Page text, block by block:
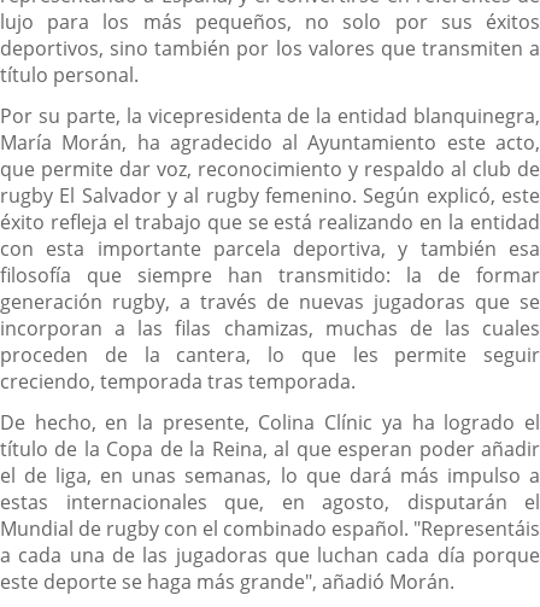
lujo para los más pequeños, no solo por sus éxitos
deportivos, sino también por los valores que transmiten a
título personal.
Por su parte, la vicepresidenta de la entidad blanquinegra,
María Morán, ha agradecido al Ayuntamiento este acto,
que permite dar voz, reconocimiento y respaldo al club de
rugby El Salvador y al rugby femenino. Según explicó, este
éxito refleja el trabajo que se está realizando en la entidad
con esta importante parcela deportiva, y también esa
filosofía que siempre han transmitido: la de formar
generación rugby, a través de nuevas jugadoras que se
incorporan a las filas chamizas, muchas de las cuales
proceden de la cantera, lo que les permite seguir
creciendo, temporada tras temporada.
De hecho, en la presente, Colina Clínic ya ha logrado el
título de la Copa de la Reina, al que esperan poder añadir
el de liga, en unas semanas, lo que dará más impulso a
estas internacionales que, en agosto, disputarán el
Mundial de rugby con el combinado español. "Representáis
a cada una de las jugadoras que luchan cada día porque
este deporte se haga más grande", añadió Morán.